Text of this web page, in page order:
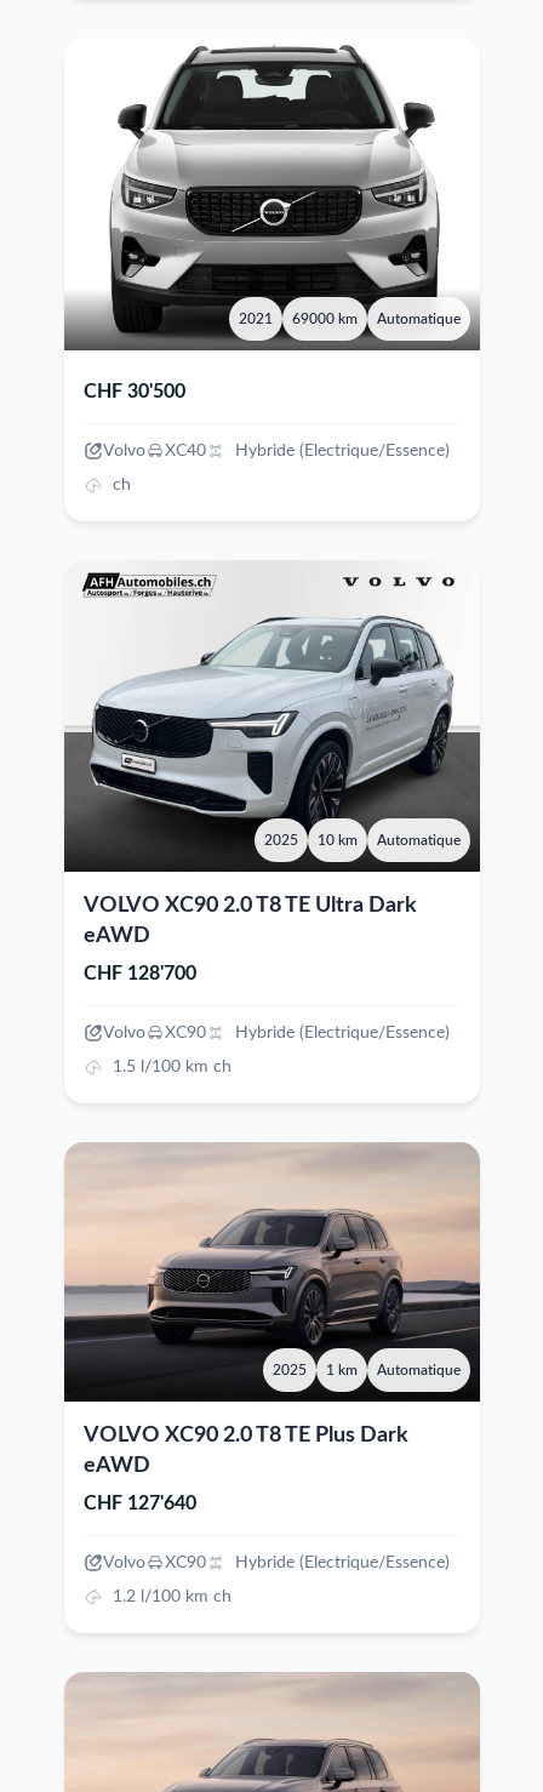
2021 69000 km Automatique
CHF 30'500
Volvo XC40
Hybride (Electrique/Essence)
ch
2025 10 km Automatique
VOLVO XC90 2.0 T8 TE Ultra Dark
eAWD
CHF 128'700
Volvo XC90
Hybride (Electrique/Essence)
1.5 l/100 km ch
2025 1 km Automatique
VOLVO XC90 2.0 T8 TE Plus Dark
eAWD
CHF 127'640
Volvo XC90
Hybride (Electrique/Essence)
1.2 l/100 km ch